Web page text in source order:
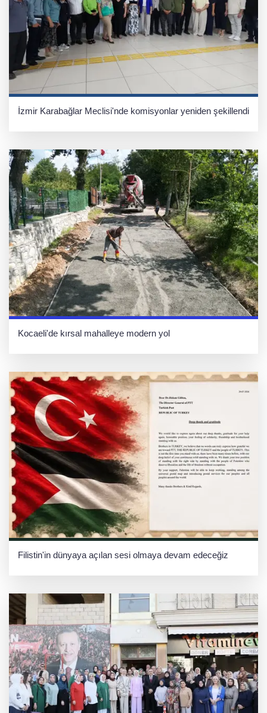
İzmir Karabağlar Meclisi'nde komisyonlar yeniden şekillendi
Kocaeli'de kırsal mahalleye modern yol
Filistin'in dünyaya açılan sesi olmaya devam edeceğiz